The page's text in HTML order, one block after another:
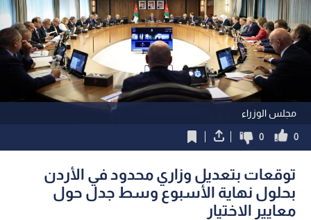
مجلس الوزراء
0
0
توقعات بتعديل وزاري محدود في الأردن
بحلول نهاية الأسبوع وسط جدل حول
معايير الاختيار